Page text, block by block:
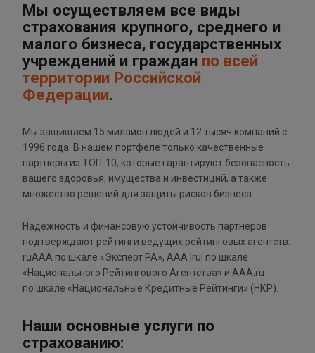
Мы осуществляем все виды
страхования крупного, среднего и
малого бизнеса, государственных
учреждений и граждан по всей
территории Российской
Федерации.
Мы защищаем 15 миллион людей и 12 тысяч компаний с
1996 года. В нашем портфеле только качественные
партнеры из ТОП-10, которые гарантируют безопасность
вашего здоровья, имущества и инвестиций, а также
множество решений для защиты рисков бизнеса.
Надежность и финансовую устойчивость партнеров
подтверждают рейтинги ведущих рейтинговых агентств:
ruАAA по шкале «Эксперт РА», ААА |ru| по шкале
«Национального Рейтингового Агентства» и AAA.ru
по шкале «Национальные Кредитные Рейтинги» (НКР).
Наши основные услуги по
страхованию: